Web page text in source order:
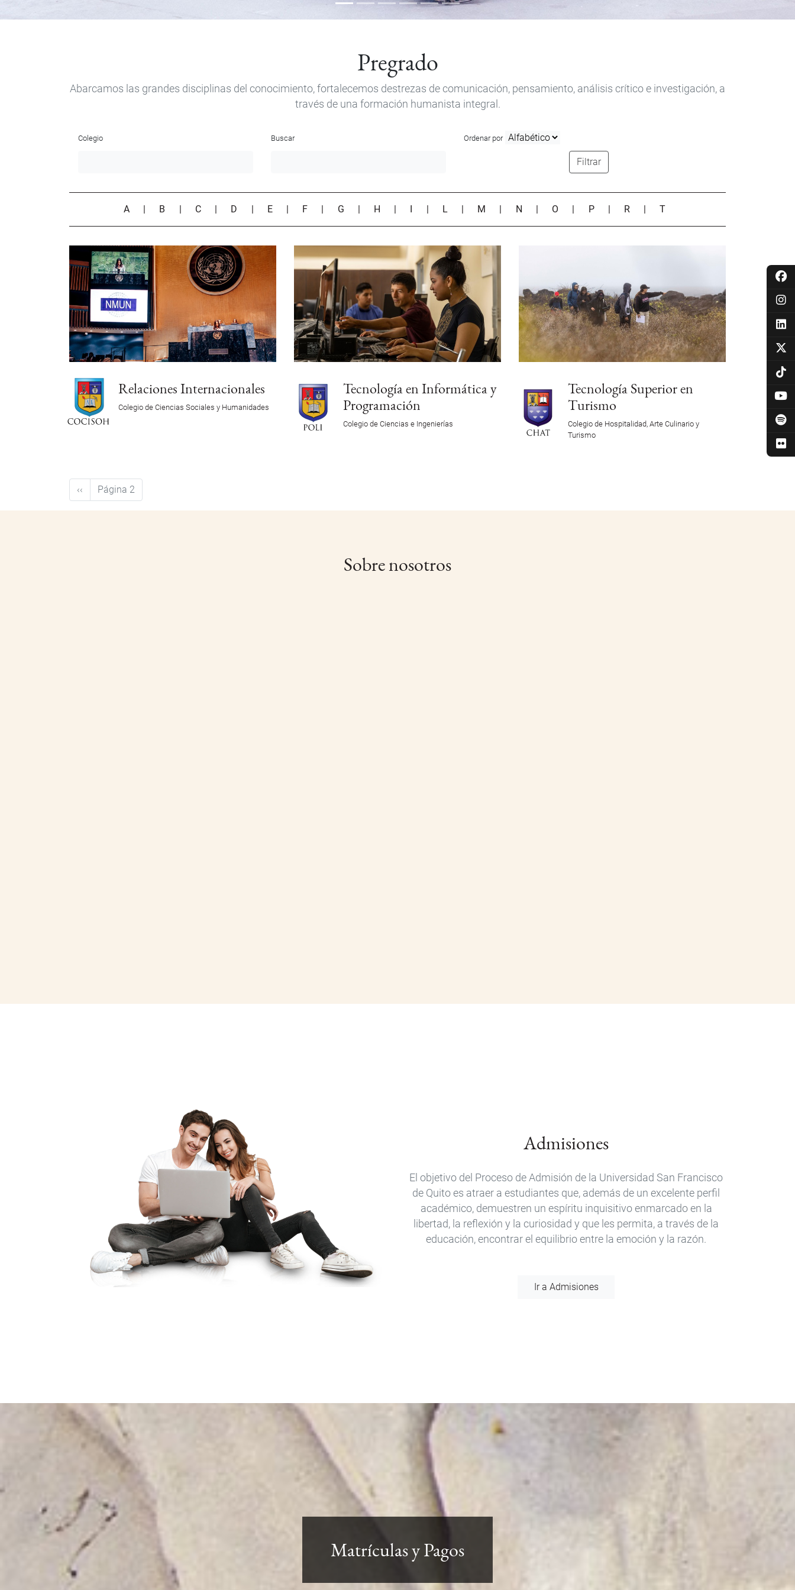
Pregrado
Abarcamos las grandes disciplinas del conocimiento, fortalecemos destrezas de comunicación, pensamiento, análisis crítico e investigación, a
través de una formación humanista integral.
Colegio Buscar Ordenar por
Filtrar
A B C D E F G H L M N O P R |T
Relaciones Internacionales
Colegio de Ciencias Sociales y Humanidades
Tecnología en Informática y
Programación
Colegio de Ciencias e Ingenierías
Tecnología Superior en
Turismo
Colegio de Hospitalidad, Arte Culinario y
Turismo
Paginación
Página
anterior
‹‹ Página 2
Sobre nosotros
Admisiones
El objetivo del Proceso de Admisión de la Universidad San Francisco
de Quito es atraer a estudiantes que, además de un excelente perfil
académico, demuestren un espíritu inquisitivo enmarcado en la
libertad, la reflexión y la curiosidad y que les permita, a través de la
educación, encontrar el equilibrio entre la emoción y la razón.
Ir a Admisiones
Matrículas y Pagos